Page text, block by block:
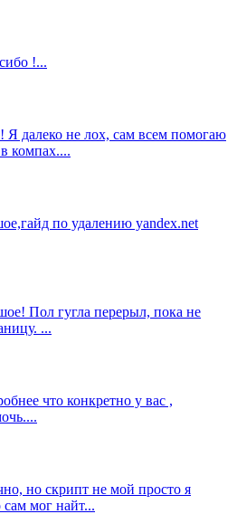
!...
не лох, сам всем помогаю
компах....
по удалению yandex.net
Пол гугла перерыл, пока не
...
что конкретно у вас ,
но скрипт не мой просто я
сам мог найт...